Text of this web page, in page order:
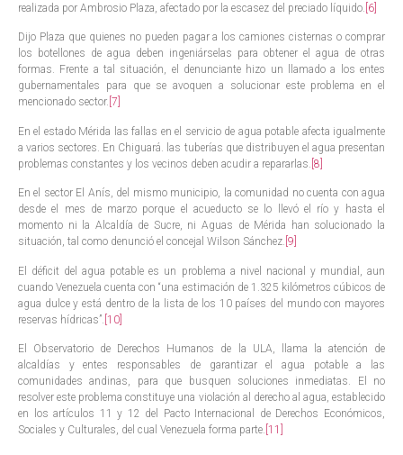
realizada por Ambrosio Plaza, afectado por la escasez del preciado líquido. [6]
Dijo Plaza que quienes no pueden pagar a los camiones cisternas o comprar
los botellones de agua deben ingeniárselas para obtener el agua de otras
formas. Frente a tal situación, el denunciante hizo un llamado a los entes
gubernamentales para que se avoquen a solucionar este problema en el
mencionado sector. [7]
En el estado Mérida las fallas en el servicio de agua potable afecta igualmente
a varios sectores. En Chiguará. las tuberías que distribuyen el agua presentan
problemas constantes y los vecinos deben acudir a repararlas. [8]
En el sector El Anís, del mismo municipio, la comunidad no cuenta con agua
desde el mes de marzo porque el acueducto se lo llevó el río y hasta el
momento ni la Alcaldía de Sucre, ni Aguas de Mérida han solucionado la
situación, tal como denunció el concejal Wilson Sánchez. [9]
El déficit del agua potable es un problema a nivel nacional y mundial, aun
cuando Venezuela cuenta con “una estimación de 1.325 kilómetros cúbicos de
agua dulce y está dentro de la lista de los 10 países del mundo con mayores
reservas hídricas”. [10]
El Observatorio de Derechos Humanos de la ULA, llama la atención de
alcaldías y entes responsables de garantizar el agua potable a las
comunidades andinas, para que busquen soluciones inmediatas. El no
resolver este problema constituye una violación al derecho al agua, establecido
en los artículos 11 y 12 del Pacto Internacional de Derechos Económicos,
Sociales y Culturales, del cual Venezuela forma parte. [11]